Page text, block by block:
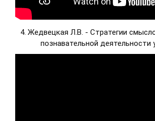
4. Жедвецкая Л.В. - Стратегии
познавательной деятельности